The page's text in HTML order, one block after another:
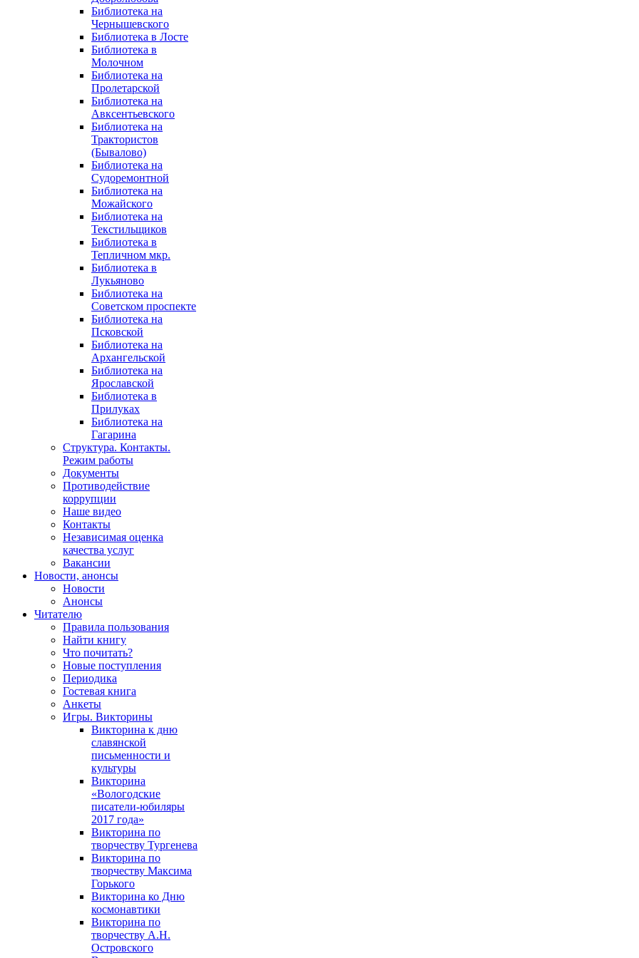
Библиотека на
Чернышевского
Библиотека в Лосте
Библиотека в
Молочном
Библиотека на
Пролетарской
Библиотека на
Авксентьевского
Библиотека на
Трактористов
(Бывалово)
Библиотека на
Судоремонтной
Библиотека на
Можайского
Библиотека на
Текстильщиков
Библиотека в
Тепличном мкр.
Библиотека в
Лукьяново
Библиотека на
Советском проспекте
Библиотека на
Псковской
Библиотека на
Архангельской
Библиотека на
Ярославской
Библиотека в
Прилуках
Библиотека на
Гагарина
Структура. Контакты.
Режим работы
Документы
Противодействие
коррупции
Наше видео
Контакты
Независимая оценка
качества услуг
Вакансии
Новости, анонсы
Новости
Анонсы
Читателю
Правила пользования
Найти книгу
Что почитать?
Новые поступления
Периодика
Гостевая книга
Анкеты
Игры. Викторины
Викторина к дню
славянской
письменности и
культуры
Викторина
«Вологодские
писатели-юбиляры
2017 года»
Викторина по
творчеству Тургенева
Викторина по
творчеству Максима
Горького
Викторина ко Дню
космонавтики
Викторина по
творчеству А.Н.
Островского